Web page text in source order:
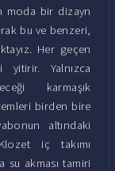
moda bir dizayn
bu ve benzeri,
Her geçen
yitirir. Yalnızca
karmaşık
birden bire
altındaki
iç takımı
su akması tamiri